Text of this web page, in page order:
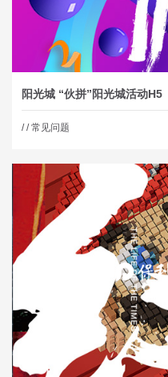
阳光城 “伙拼”阳光城活动H5
// 常见问题